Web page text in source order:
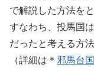
で解説した方法をと
すなわち、投馬国
だったと考える方法
（詳細は＊ 邪馬台